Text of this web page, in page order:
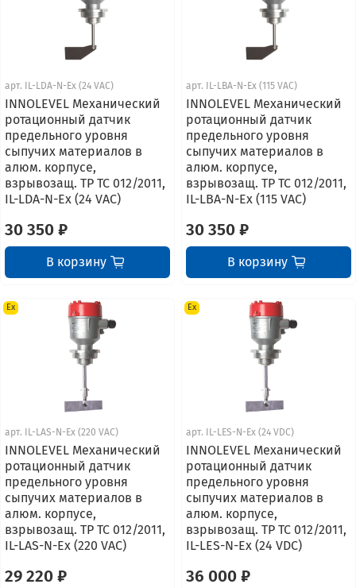
арт. IL-LDA-N-Ex (24 VAC)
INNOLEVEL Механический
ротационный датчик
предельного уровня
сыпучих материалов в
алюм. корпусе,
взрывозащ. ТР ТС 012/2011,
IL-LDA-N-Ex (24 VAC)
30 350 ₽
В корзину
арт. IL-LBA-N-Ex (115 VAC)
INNOLEVEL Механический
ротационный датчик
предельного уровня
сыпучих материалов в
алюм. корпусе,
взрывозащ. ТР ТС 012/2011,
IL-LBA-N-Ex (115 VAC)
30 350 ₽
В корзину
Ex
арт. IL-LAS-N-Ex (220 VAC)
INNOLEVEL Механический
ротационный датчик
предельного уровня
сыпучих материалов в
алюм. корпусе,
взрывозащ. ТР ТС 012/2011,
IL-LAS-N-Ex (220 VAC)
29 220 ₽
Ex
арт. IL-LES-N-Ex (24 VDC)
INNOLEVEL Механический
ротационный датчик
предельного уровня
сыпучих материалов в
алюм. корпусе,
взрывозащ. ТР ТС 012/2011,
IL-LES-N-Ex (24 VDC)
36 000 ₽